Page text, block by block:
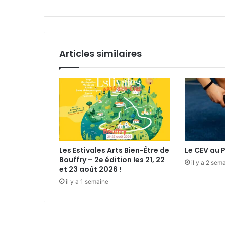
io
d
’
h
m
e
Articles similaires
Les Estivales Arts Bien-Être de
Bouffry – 2e édition les 21, 22
et 23 août 2026 !
il y a 1 semaine
Le CEV au
il y a 2